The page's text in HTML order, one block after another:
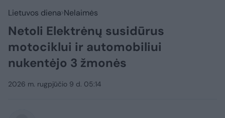
Lietuvos diena Nelaimės
Netoli Elektrėnų susidūrus
motociklui ir automobiliui
nukentėjo 3 žmonės
2026 m. rugpjūčio 9 d. 05:14